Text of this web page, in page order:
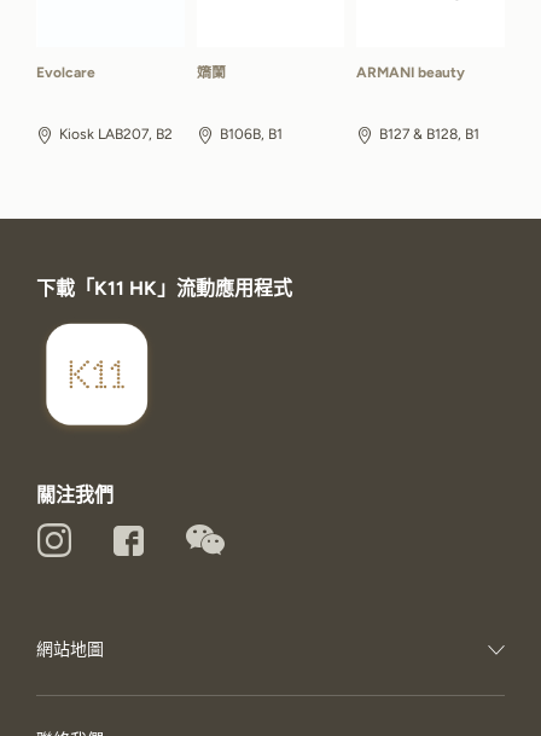
Evolcare
Kiosk LAB207, B2
嬌蘭
B106B, B1
ARMANI beauty
B127 & B128, B1
下載「K11 HK」流動應用程式
關注我們
網站地圖